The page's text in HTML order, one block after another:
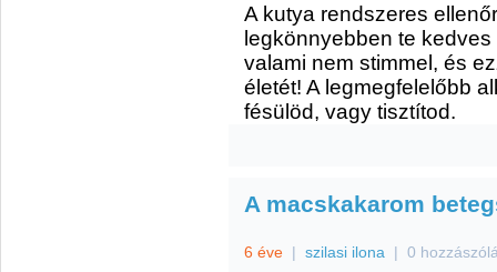
A kutya rendszeres
legkönnyebben te
valami nem stimmel, és
életét! A legmegfelelőbb
fésülöd, vagy tisztítod.
A macskakarom
6 éve | szilasi ilona | 0